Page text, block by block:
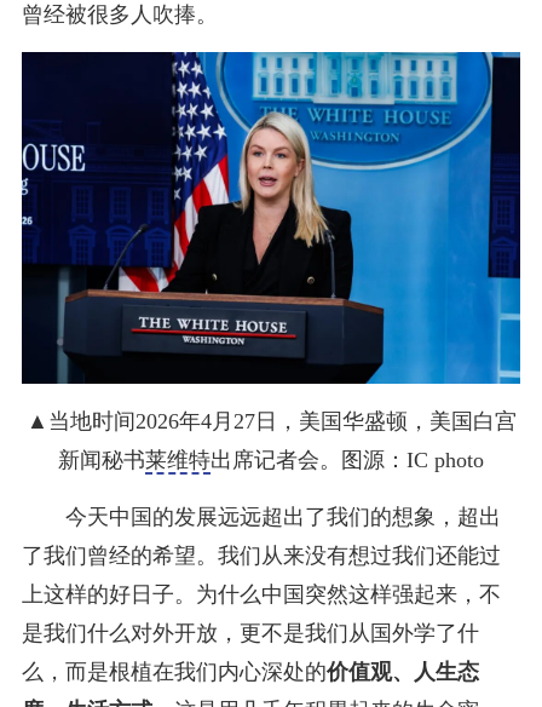
曾经被很多人吹捧。
▲当地时间2026年4月27日，美国华盛顿，美国白宫
新闻秘书莱维特出席记者会。图源：IC photo
今天中国的发展远远超出了我们的想象，超出
了我们曾经的希望。我们从来没有想过我们还能过
上这样的好日子。为什么中国突然这样强起来，不
是我们什么对外开放，更不是我们从国外学了什
么，而是根植在我们内心深处的价值观、人生态